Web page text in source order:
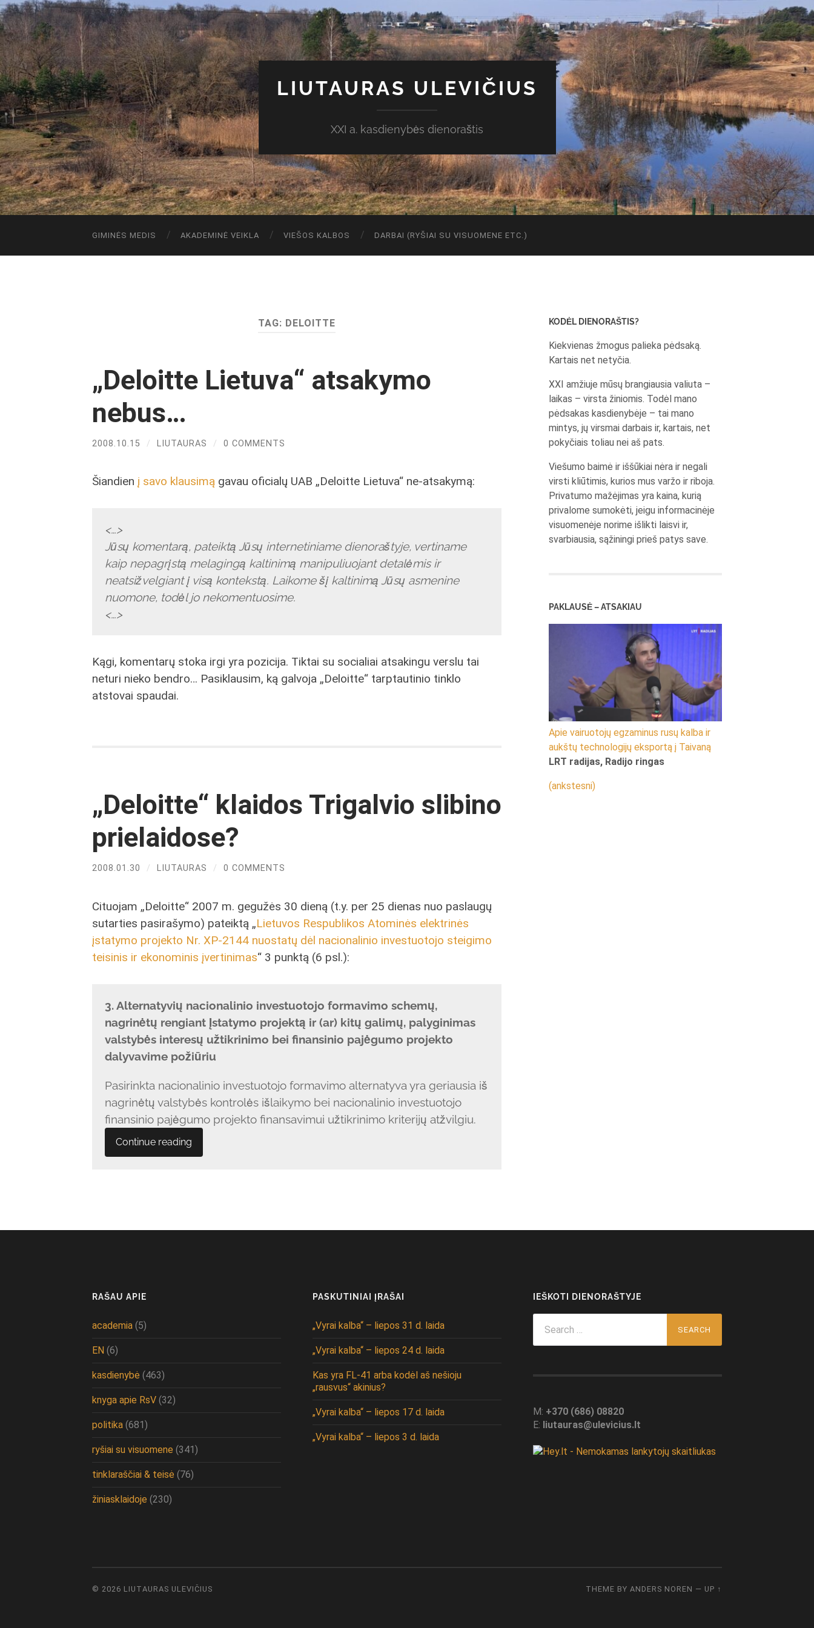
LIUTAURAS ULEVIČIUS
XXI a. kasdienybės dienoraštis
GIMINĖS MEDIS AKADEMINĖ VEIKLA VIEŠOS KALBOS DARBAI (RYŠIAI SU VISUOMENE ETC.)
TAG: DELOITTE
„Deloitte Lietuva“ atsakymo
nebus…
2008.10.15 / LIUTAURAS / 0 COMMENTS
Šiandien į savo klausimą gavau oficialų UAB „Deloitte Lietuva“ ne-atsakymą:
<…>
Jūsų komentarą, pateiktą Jūsų internetiniame dienoraštyje, vertiname
kaip nepagrįstą melagingą kaltinimą manipuliuojant detalėmis ir
neatsižvelgiant į visą kontekstą. Laikome šį kaltinimą Jūsų asmenine
nuomone, todėl jo nekomentuosime.
<…>
Kągi, komentarų stoka irgi yra pozicija. Tiktai su socialiai atsakingu verslu tai
neturi nieko bendro… Pasiklausim, ką galvoja „Deloitte“ tarptautinio tinklo
atstovai spaudai.
„Deloitte“ klaidos Trigalvio slibino
prielaidose?
2008.01.30 / LIUTAURAS / 0 COMMENTS
Cituojam „Deloitte“ 2007 m. gegužės 30 dieną (t.y. per 25 dienas nuo paslaugų
sutarties pasirašymo) pateiktą „Lietuvos Respublikos Atominės elektrinės
įstatymo projekto Nr. XP-2144 nuostatų dėl nacionalinio investuotojo steigimo
teisinis ir ekonominis įvertinimas“ 3 punktą (6 psl.):
3. Alternatyvių nacionalinio investuotojo formavimo schemų,
nagrinėtų rengiant Įstatymo projektą ir (ar) kitų galimų, palyginimas
valstybės interesų užtikrinimo bei finansinio pajėgumo projekto
dalyvavime požiūriu
Pasirinkta nacionalinio investuotojo formavimo alternatyva yra geriausia iš
nagrinėtų valstybės kontrolės išlaikymo bei nacionalinio investuotojo
finansinio pajėgumo projekto finansavimui užtikrinimo kriterijų atžvilgiu.
Continue reading
KODĖL DIENORAŠTIS?
Kiekvienas žmogus palieka pėdsaką.
Kartais net netyčia.
XXI amžiuje mūsų brangiausia valiuta –
laikas – virsta žiniomis. Todėl mano
pėdsakas kasdienybėje – tai mano
mintys, jų virsmai darbais ir, kartais, net
pokyčiais toliau nei aš pats.
Viešumo baimė ir iššūkiai nėra ir negali
virsti kliūtimis, kurios mus varžo ir riboja.
Privatumo mažėjimas yra kaina, kurią
privalome sumokėti, jeigu informacinėje
visuomenėje norime išlikti laisvi ir,
svarbiausia, sąžiningi prieš patys save.
PAKLAUSĖ – ATSAKIAU
Apie vairuotojų egzaminus rusų kalba ir
aukštų technologijų eksportą į Taivaną
LRT radijas, Radijo ringas
(ankstesni)
RAŠAU APIE
academia (5)
EN (6)
kasdienybė (463)
knyga apie RsV (32)
politika (681)
ryšiai su visuomene (341)
tinklaraščiai & teisė (76)
žiniasklaidoje (230)
PASKUTINIAI ĮRAŠAI
„Vyrai kalba“ – liepos 31 d. laida
„Vyrai kalba“ – liepos 24 d. laida
Kas yra FL-41 arba kodėl aš nešioju
„rausvus“ akinius?
„Vyrai kalba“ – liepos 17 d. laida
„Vyrai kalba“ – liepos 3 d. laida
IEŠKOTI DIENORAŠTYJE
for:
M: +370 (686) 08820
E: liutauras@ulevicius.lt
© 2026 LIUTAURAS ULEVIČIUS THEME BY ANDERS NOREN — UP ↑